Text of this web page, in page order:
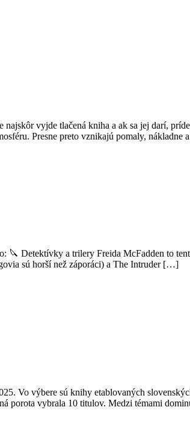
vyjde tlačená kniha a ak sa jej darí,
Presne preto vznikajú pomaly,
🔪 Detektívky a trilery Freida McFadden to
sú horší než záporáci) a The Intruder […]
Vo výbere sú knihy etablovaných
porota vybrala 10 titulov. Medzi témami